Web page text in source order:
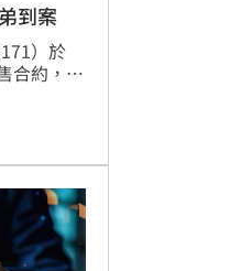
到案
）於
合約，董
千萬
搜索，傳
等一共9